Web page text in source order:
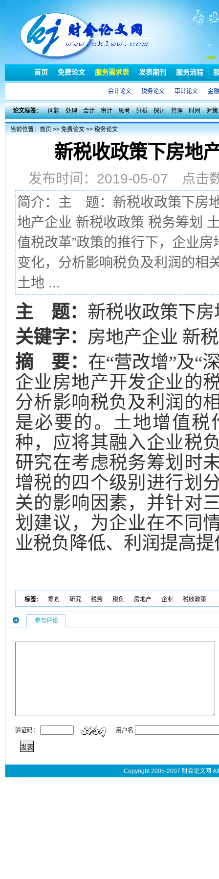
首页 免费论文 服务需求表 发表期刊 服务流程
会计论文 税务论文 审计论文 金
论文标签： 问题 处理 会计 审计 思考 分析 探讨 管理 时间 对策
当前位置：首页>>免费论文>>税务论文
新税收政策下房地
发布时间：2019-05-07 点
简介：主 题：新税收政策下房
地产企业 新税收政策 税务筹划
值税改革”政策的推行下，企业
变化，分析影响税负及利润的相
土地 ...
主 题： 新税收政策下
关键字： 房地产企业 新
摘 要： 在“营改增”及“
企业房地产开发企业的
分析影响税负及利润的
是必要的。土地增值
种，应将其融入企业税
研究在考虑税务筹划时
增税的四个级别进行划
关的影响因素，并针对
划建议，为企业在不同
业税负降低、利润提高
标签: 筹划 研究 税务 税负 房地产 企业 税收政策
参与评论
验证码： 用户名
Copyright 2005-2007 财会论文网